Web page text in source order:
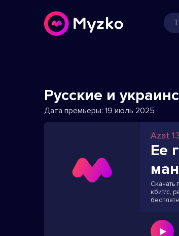
Русские и
Дата премьеры: 19 июль 2025
Azat 13
Ее
Скачать
кбит/с,